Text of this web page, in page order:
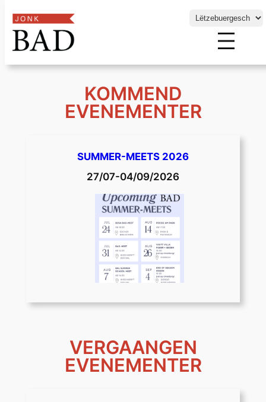
Choose
language
KOMMEND
EVENEMENTER
SUMMER-MEETS 2026
27/07-04/09/2026
VERGAANGEN
EVENEMENTER